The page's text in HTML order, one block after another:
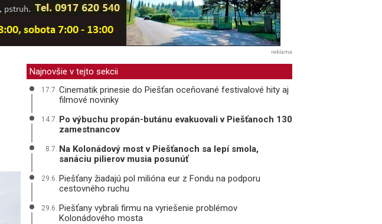
reklama
Najnovšie v tejto sekcii
17.7. Cinematik prinesie do Piešťan oceňované festivalové hity aj
filmové novinky
14.7. Po výbuchu propán-butánu evakuovali v Piešťanoch 130
zamestnancov
8.7. Na Kolonádový most v Piešťanoch sa lepí smola,
sanáciu pilierov musia posunúť
29.6. Piešťany žiadajú pol milióna eur z Fondu na podporu
cestovného ruchu
29.6. Piešťany vybrali firmu na vyriešenie problémov
Kolonádového mosta